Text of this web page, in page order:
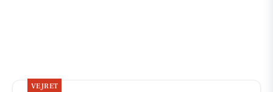
VEJRET